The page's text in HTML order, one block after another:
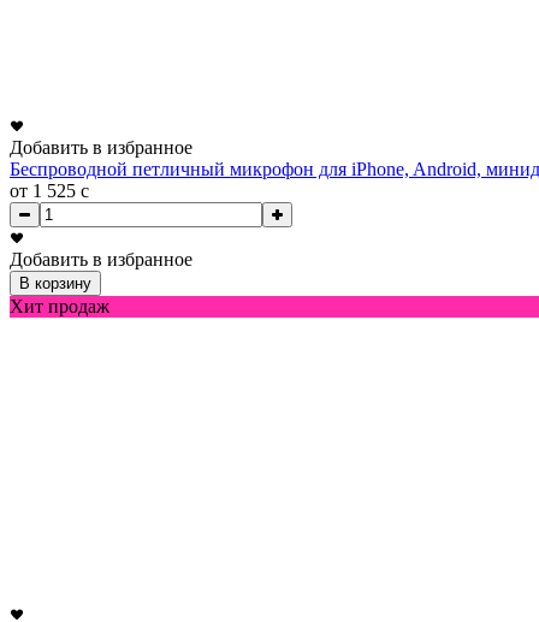
Добавить в избранное
Беспроводной петличный микрофон для iPhone, Android,
от 1 525 c
Добавить в избранное
В корзину
Хит продаж